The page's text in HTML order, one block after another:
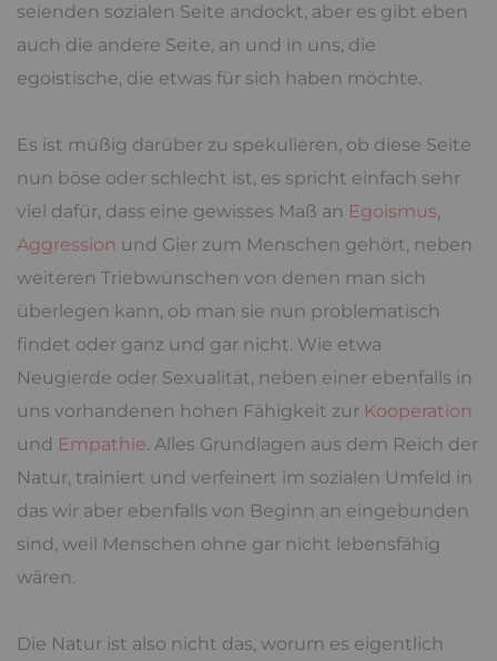
seienden sozialen Seite andockt, aber es gibt eben
auch die andere Seite, an und in uns, die
egoistische, die etwas für sich haben möchte.
Es ist müßig darüber zu spekulieren, ob diese Seite
nun böse oder schlecht ist, es spricht einfach sehr
viel dafür, dass eine gewisses Maß an Egoismus,
Aggression und Gier zum Menschen gehört, neben
weiteren Triebwünschen von denen man sich
überlegen kann, ob man sie nun problematisch
findet oder ganz und gar nicht. Wie etwa
Neugierde oder Sexualität, neben einer ebenfalls in
uns vorhandenen hohen Fähigkeit zur Kooperation
und Empathie. Alles Grundlagen aus dem Reich der
Natur, trainiert und verfeinert im sozialen Umfeld in
das wir aber ebenfalls von Beginn an eingebunden
sind, weil Menschen ohne gar nicht lebensfähig
wären.
Die Natur ist also nicht das, worum es eigentlich